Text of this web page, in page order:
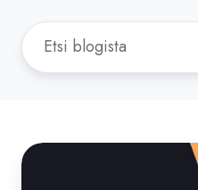
Asiakastyytyväisyyskyselyn